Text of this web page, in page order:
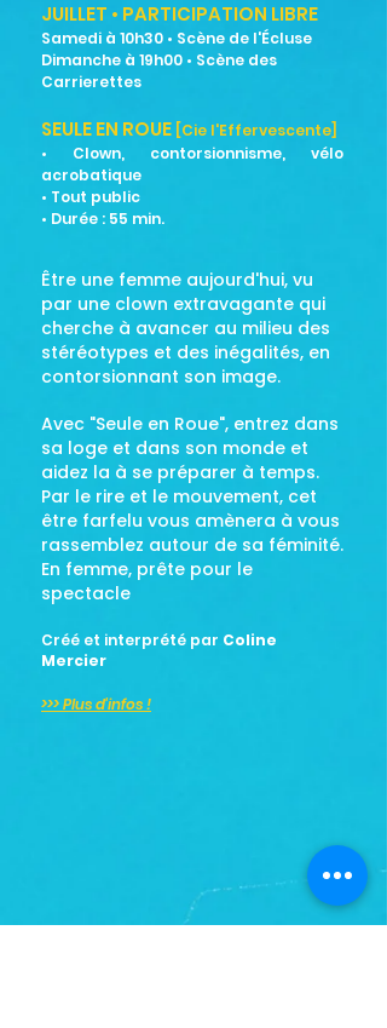
JUILLET • PARTICIPATION LIBRE
Samedi à 10h30 • Scène de l'Écluse
Dimanche à 19h00 • Scène des
Carrierettes
SEULE EN ROUE [Cie l'Effervescente]
• Clown, contorsionnisme, vélo
acrobatique
• Tout public
• Durée : 55 min.
Être une femme aujourd'hui, vu
par une clown extravagante qui
cherche à avancer au milieu des
stéréotypes et des inégalités, en
contorsionnant son image.
Avec "Seule en Roue", entrez dans
sa loge et dans son monde et
aidez la à se préparer à temps.
Par le rire et le mouvement, cet
être farfelu vous amènera à vous
rassemblez autour de sa féminité.
En femme, prête pour le
spectacle
Créé et interprété par Coline
Mercier
>>> Plus d'infos !